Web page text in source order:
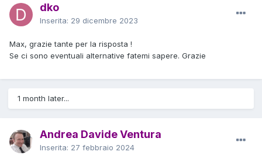
dko
Inserita: 29 dicembre 2023
Max, grazie tante per la risposta !
Se ci sono eventuali alternative fatemi sapere. Grazie
1 month later...
Andrea Davide Ventura
Inserita: 27 febbraio 2024